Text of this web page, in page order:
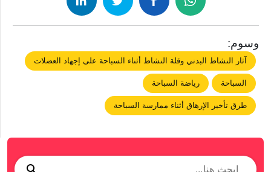
وسوم:
آثار النشاط البدني وقلة النشاط أثناء السباحة على إجهاد العضلات
السباحة رياضة السباحة
طرق تأخير الإرهاق أثناء ممارسة السباحة